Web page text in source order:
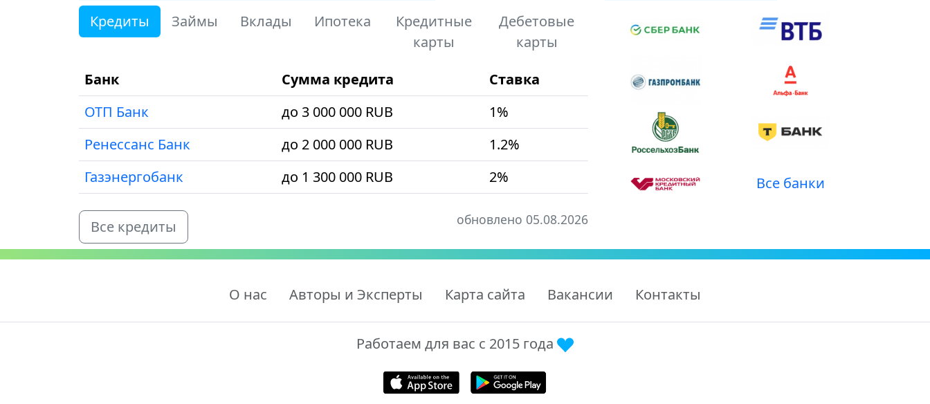
Кредиты Займы Вклады Ипотека
Кредитные
карты
Дебетовые
карты
Банк
Сумма кредита
Ставка
ОТП Банк
до 3 000 000 RUB
1%
Ренессанс Банк
до 2 000 000 RUB
1.2%
Газэнергобанк
до 1 300 000 RUB 2%
Все кредиты обновлено 05.08.2026
Все банки
О нас Авторы и Эксперты Карта сайта Вакансии Контакты
Работаем для вас с 2015 года